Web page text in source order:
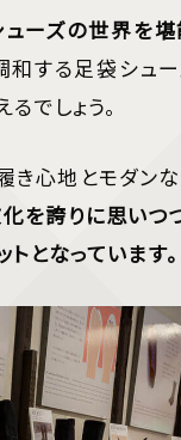
ーズの世界を
する足袋シュ
でしょう。
き心地とモダン
を誇りに思いつ
となっています。